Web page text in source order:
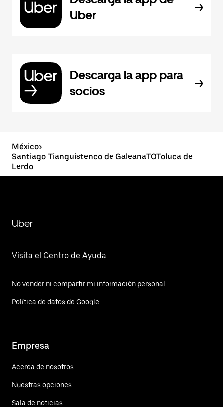
Uber
Descarga la app para
socios
México>
Santiago Tianguistenco de GaleanaTOToluca de
Lerdo
Uber
Visita el Centro de Ayuda
No vender ni compartir mi información personal
Política de datos de Google
Empresa
Acerca de nosotros
Nuestras opciones
Sala de noticias